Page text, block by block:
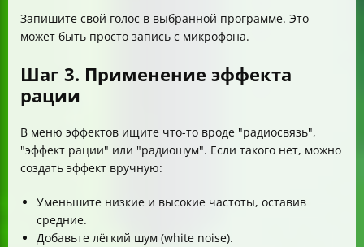
Запишите свой голос в выбранной программе. Это
может быть просто запись с микрофона.
Шаг 3. Применение эффекта
рации
В меню эффектов ищите что-то вроде "радиосвязь",
"эффект рации" или "радиошум". Если такого нет, можно
создать эффект вручную:
Уменьшите низкие и высокие частоты, оставив
средние.
Добавьте лёгкий шум (white noise).